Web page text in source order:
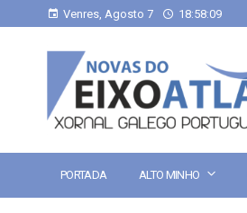
Venres, Agosto 7 18:58:09
PORTADA ALTO MINHO